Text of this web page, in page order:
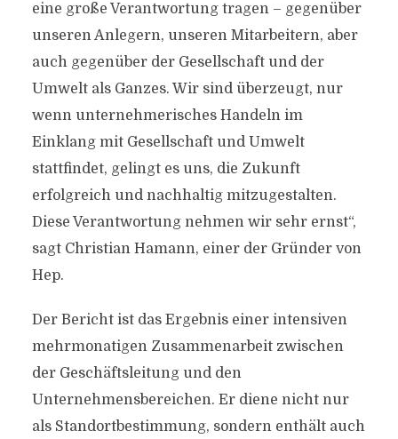
eine große Verantwortung tragen – gegenüber
unseren Anlegern, unseren Mitarbeitern, aber
auch gegenüber der Gesellschaft und der
Umwelt als Ganzes. Wir sind überzeugt, nur
wenn unternehmerisches Handeln im
Einklang mit Gesellschaft und Umwelt
stattfindet, gelingt es uns, die Zukunft
erfolgreich und nachhaltig mitzugestalten.
Diese Verantwortung nehmen wir sehr ernst“,
sagt Christian Hamann, einer der Gründer von
Hep.
Der Bericht ist das Ergebnis einer intensiven
mehrmonatigen Zusammenarbeit zwischen
der Geschäftsleitung und den
Unternehmensbereichen. Er diene nicht nur
als Standortbestimmung, sondern enthält auch